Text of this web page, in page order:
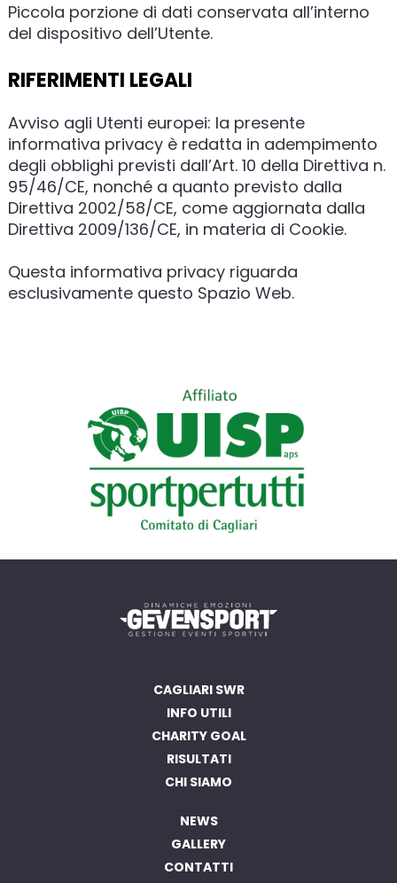
Piccola porzione di dati conservata all’interno
del dispositivo dell’Utente.
RIFERIMENTI LEGALI
Avviso agli Utenti europei: la presente
informativa privacy è redatta in adempimento
degli obblighi previsti dall’Art. 10 della Direttiva n.
95/46/CE, nonché a quanto previsto dalla
Direttiva 2002/58/CE, come aggiornata dalla
Direttiva 2009/136/CE, in materia di Cookie.
Questa informativa privacy riguarda
esclusivamente questo Spazio Web.
CAGLIARI SWR
INFO UTILI
CHARITY GOAL
RISULTATI
CHI SIAMO
NEWS
GALLERY
CONTATTI